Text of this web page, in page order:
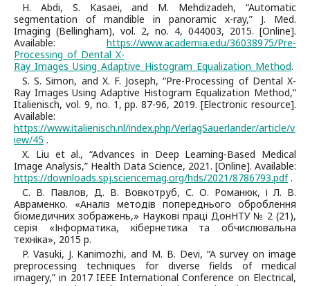
H. Abdi, S. Kasaei, and M. Mehdizadeh, “Automatic
segmentation of mandible in panoramic x-ray,” J. Med.
Imaging (Bellingham), vol. 2, no. 4, 044003, 2015. [Online].
Available: https://www.academia.edu/36038975/Pre-
Processing_of_Dental_X-
Ray_Images_Using_Adaptive_Histogram_Equalization_Method.
S. S. Simon, and X. F. Joseph, “Pre-Processing of Dental X-
Ray Images Using Adaptive Histogram Equalization Method,”
Italienisch, vol. 9, no. 1, pp. 87-96, 2019. [Electronic resource].
Available:
https://www.italienisch.nl/index.php/VerlagSauerlander/article/v
iew/45 .
X. Liu et al., “Advances in Deep Learning-Based Medical
Image Analysis,” Health Data Science, 2021. [Online]. Available:
https://downloads.spj.sciencemag.org/hds/2021/8786793.pdf.
С. В. Павлов, Д. В. Вовкотруб, С. О. Романюк, і Л. В.
Авраменко. «Аналіз методів попереднього оброблення
біомедичних зображень,» Наукові праці ДонНТУ № 2 (21),
серія «Інформатика, кібернетика та обчислювальна
техніка», 2015 р.
P. Vasuki, J. Kanimozhi, and M. B. Devi, “A survey on image
preprocessing techniques for diverse fields of medical
imagery,” in 2017 IEEE International Conference on Electrical,